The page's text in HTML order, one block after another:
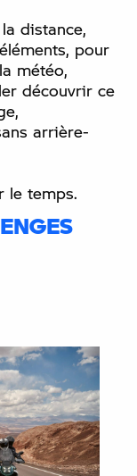
distance,
pour
météo,
découvrir ce
arrière-
le temps.